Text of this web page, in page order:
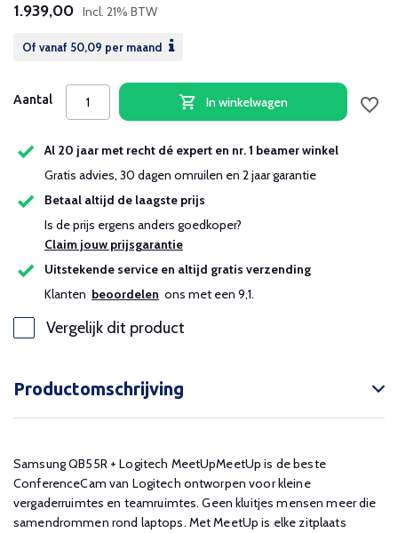
1.939,00 Incl. 21% BTW
Of vanaf 50,09 per maand
Aantal In winkelwagen
Al 20 jaar met recht dé expert en nr. 1 beamer winkel
Gratis advies, 30 dagen omruilen en 2 jaar garantie
Betaal altijd de laagste prijs
Is de prijs ergens anders goedkoper?
Claim jouw prijsgarantie
Uitstekende service en altijd gratis verzending
Klanten beoordelen ons met een 9,1.
Vergelijk dit product
Productomschrijving
Samsung QB55R + Logitech MeetUpMeetUp is de beste
ConferenceCam van Logitech ontworpen voor kleine
vergaderruimtes en teamruimtes. Geen kluitjes mensen meer die
samendrommen rond laptops. Met MeetUp is elke zitplaats